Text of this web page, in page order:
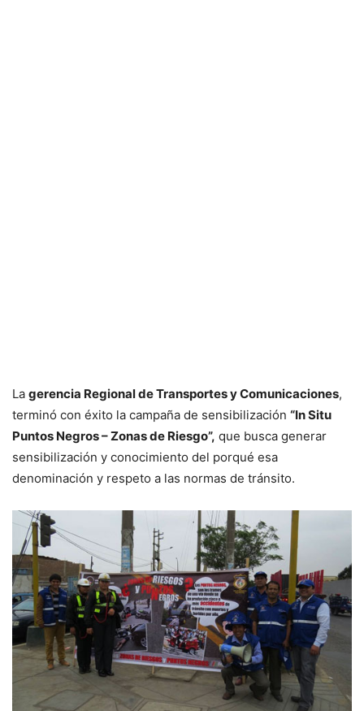
La gerencia Regional de Transportes y Comunicaciones,
terminó con éxito la campaña de sensibilización “In Situ
Puntos Negros – Zonas de Riesgo”, que busca generar
sensibilización y conocimiento del porqué esa
denominación y respeto a las normas de tránsito.